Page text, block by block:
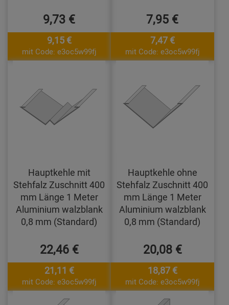
9,73 €
9,15 €
mit Code: e3oc5w99fj
7,95 €
7,47 €
mit Code: e3oc5w99fj
Hauptkehle mit
Stehfalz Zuschnitt 400
mm Länge 1 Meter
Aluminium walzblank
0,8 mm (Standard)
22,46 €
21,11 €
mit Code: e3oc5w99fj
Hauptkehle ohne
Stehfalz Zuschnitt 400
mm Länge 1 Meter
Aluminium walzblank
0,8 mm (Standard)
20,08 €
18,87 €
mit Code: e3oc5w99fj